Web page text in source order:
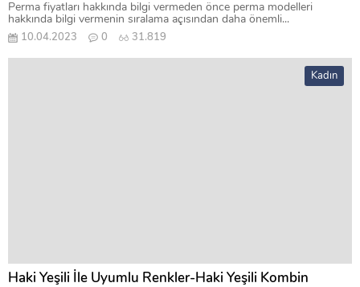
Perma fiyatları hakkında bilgi vermeden önce perma modelleri
hakkında bilgi vermenin sıralama açısından daha önemli...
10.04.2023 0 31.819
Kadın
Haki Yeşili İle Uyumlu Renkler-Haki Yeşili Kombin